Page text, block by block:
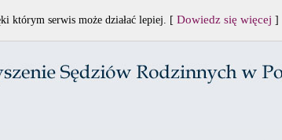
którym serwis może działać lepiej. [ Dowiedz się więcej ]